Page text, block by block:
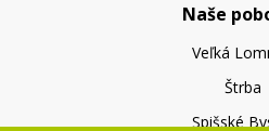
Naše
Veľká
Štrba
Spišské